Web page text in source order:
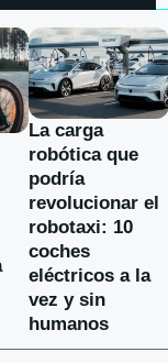
La carga
robótica que
podría
revolucionar el
robotaxi: 10
coches
eléctricos a la
vez y sin
humanos